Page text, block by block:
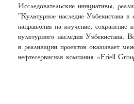
Исследовательские инициативы,
"Культурное наследие Узбекистана в
направлены на изучение, сохранение
культурного наследия Узбекистана.
в реализации проектов оказывает
нефтесервисная компания «Eriell